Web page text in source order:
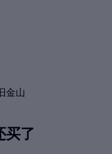
金山
买了